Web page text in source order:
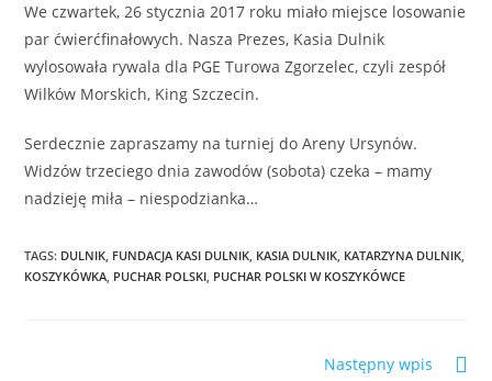
We czwartek, 26 stycznia 2017 roku miało miejsce losowanie
par ćwierćfinałowych. Nasza Prezes, Kasia Dulnik
wylosowała rywala dla PGE Turowa Zgorzelec, czyli zespół
Wilków Morskich, King Szczecin.
Serdecznie zapraszamy na turniej do Areny Ursynów.
Widzów trzeciego dnia zawodów (sobota) czeka – mamy
nadzieję miła – niespodzianka…
TAGS: DULNIK, FUNDACJA KASI DULNIK, KASIA DULNIK, KATARZYNA DULNIK,
KOSZYKÓWKA, PUCHAR POLSKI, PUCHAR POLSKI W KOSZYKÓWCE
Następny wpis